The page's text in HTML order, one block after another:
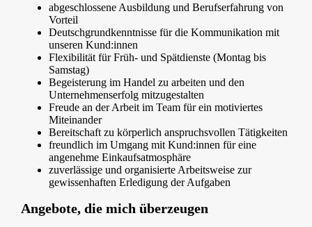
abgeschlossene Ausbildung und Berufserfahrung von
Vorteil
Deutschgrundkenntnisse für die Kommunikation mit
unseren Kund:innen
Flexibilität für Früh- und Spätdienste (Montag bis
Samstag)
Begeisterung im Handel zu arbeiten und den
Unternehmenserfolg mitzugestalten
Freude an der Arbeit im Team für ein motiviertes
Miteinander
Bereitschaft zu körperlich anspruchsvollen Tätigkeiten
freundlich im Umgang mit Kund:innen für eine
angenehme Einkaufsatmosphäre
zuverlässige und organisierte Arbeitsweise zur
gewissenhaften Erledigung der Aufgaben
Angebote, die mich überzeugen